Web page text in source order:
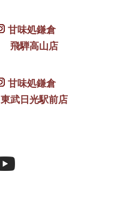
甘味処鎌倉
飛騨高山店
甘味処鎌倉
東武日光駅前店